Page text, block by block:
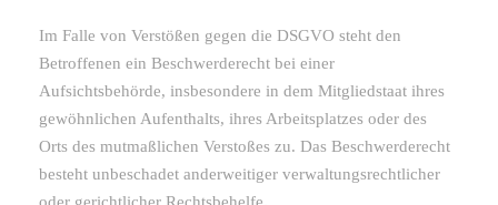
Im Falle von Verstößen gegen die DSGVO steht den
Betroffenen ein Beschwerderecht bei einer
Aufsichtsbehörde, insbesondere in dem Mitgliedstaat ihres
gewöhnlichen Aufenthalts, ihres Arbeitsplatzes oder des
Orts des mutmaßlichen Verstoßes zu. Das Beschwerderecht
besteht unbeschadet anderweitiger verwaltungsrechtlicher